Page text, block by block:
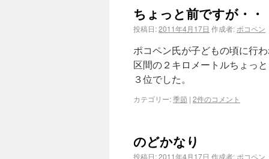
ちょっと前ですが・・
投稿日:2011年4月17日 作成者: ポコペン
ポコペン氏が子どもの頃に行
区間の２キロメートルちょっ
３位でした。
カテゴリー:季節 | 2件のコメント
のどかなり
投稿日:2011年4月17日 作成者: ポコペン